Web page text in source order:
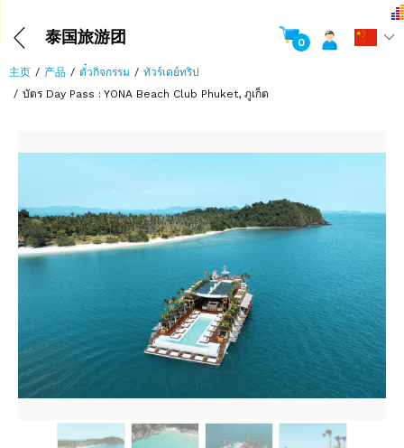
泰国旅游团 0
主页 产品 ตั๋วกิจกรรม
ทัวร์เดย์ทริป
บัตร Day Pass : YONA Beach Club Phuket, ภูเก็ต